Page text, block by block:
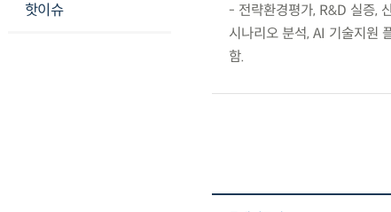
핫이슈
- 전략환경평가, R&D 실증,
시나리오 분석, AI 기술지원
함.